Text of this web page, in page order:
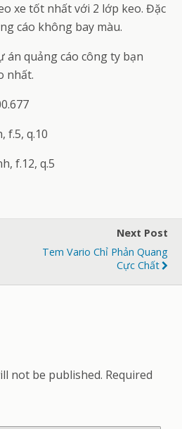
xe tốt nhất với 2 lớp keo. Đặc
cáo không bay màu.
án quảng cáo công ty bạn
nhất.
f.5, q.10
f.12, q.5
Next Post
Tem Vario Chỉ Phản Quang
Cực Chất
not be published. Required